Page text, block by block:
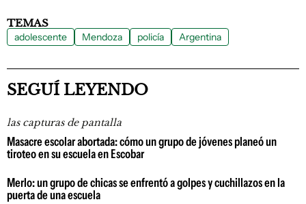
TEMAS
adolescente Mendoza policía Argentina
SEGUÍ LEYENDO
las capturas de pantalla
Masacre escolar abortada: cómo un grupo de jóvenes planeó un
tiroteo en su escuela en Escobar
Merlo: un grupo de chicas se enfrentó a golpes y cuchillazos en la
puerta de una escuela